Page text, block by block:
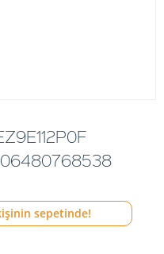
sepetinde!